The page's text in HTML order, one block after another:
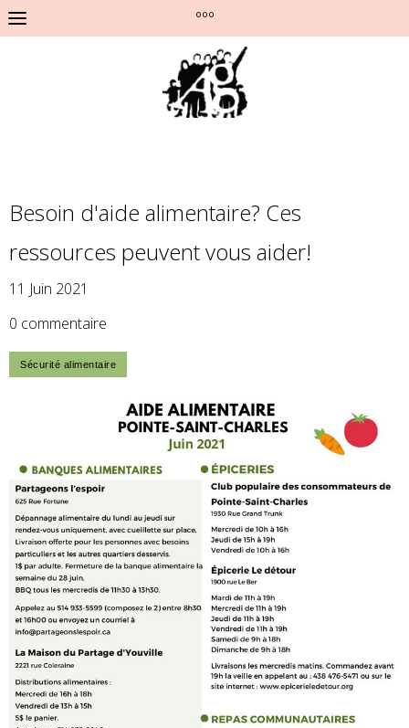
°°°
Besoin d'aide alimentaire? Ces
ressources peuvent vous aider!
11 Juin 2021
0 commentaire